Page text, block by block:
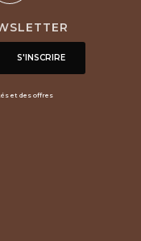
S'INSCRIRE
et des offres